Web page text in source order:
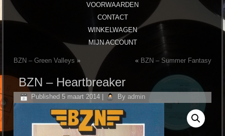
VOORWAARDEN
CONTACT
WINKELWAGEN
MIJN ACCOUNT
BZN – Green Valleys » « BZN – Summer Fantasy
BZN – Heartbreaker
Published 5 maart 2014 By admin